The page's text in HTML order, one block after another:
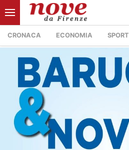
CRONACA ECONOMIA SPORT